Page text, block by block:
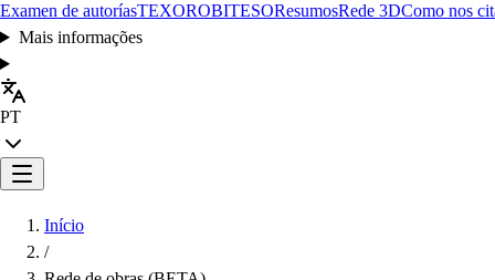
Examen de autoríasTEXOROBITESOResumosRede 3DComo nos
Mais informações
PT
Início
/